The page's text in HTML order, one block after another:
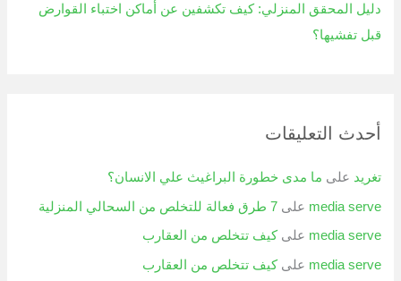
دليل المحقق المنزلي: كيف تكشفين عن أماكن اختباء القوارض
قبل تفشيها؟
أحدث التعليقات
تغريد على ما مدى خطورة البراغيث علي الانسان؟
media serve على7 طرق فعالة للتخلص من السحالي المنزلية
media serve علىكيف تتخلص من العقارب
media serve علىكيف تتخلص من العقارب